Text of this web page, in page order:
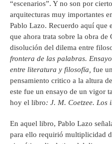
“escenarios”. Y no son por
arquitecturas muy importantes
Pablo Lazo. Recuerdo aquí
que ahora trata sobre la obra de
disolución del dilema entre
frontera de las palabras.
entre literatura y filosofía, fue
pensamiento critico a la altura
este fue un ensayo de un vigor
hoy el libro: J. M. Coetzee. Los
En aquel libro, Pablo Lazo
para ello requirió multiplicidad